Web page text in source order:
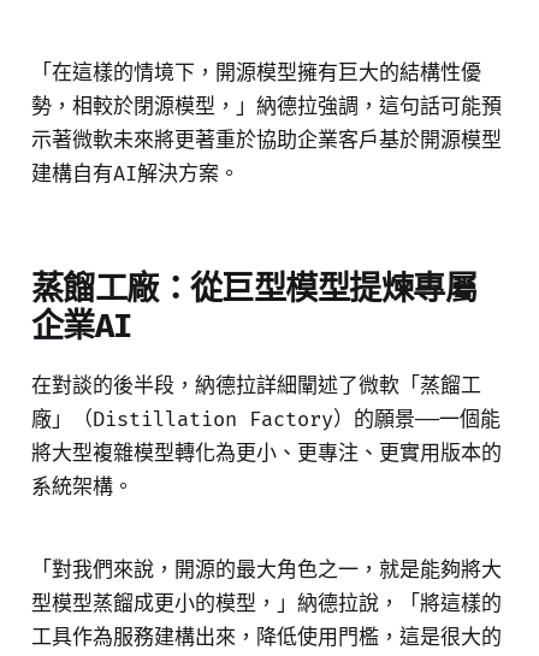
「在這樣的情境下，開源模型擁有巨大的結構性優
勢，相較於閉源模型，」納德拉強調，這句話可能預
示著微軟未來將更著重於協助企業客戶基於開源模型
建構自有AI解決方案。
蒸餾工廠：從巨型模型提煉專屬
企業AI
在對談的後半段，納德拉詳細闡述了微軟「蒸餾工
廠」（Distillation Factory）的願景——一個能
將大型複雜模型轉化為更小、更專注、更實用版本的
系統架構。
「對我們來說，開源的最大角色之一，就是能夠將大
型模型蒸餾成更小的模型，」納德拉說，「將這樣的
工具作為服務建構出來，降低使用門檻，這是很大的